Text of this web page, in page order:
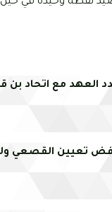
العهد مع اتحاد بن
يرفض تعيين القصعي